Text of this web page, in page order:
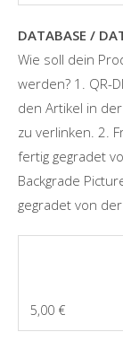
DATABASE /
Wie soll dein
werden? 1. QR-
den Artikel in
zu verlinken. 2.
fertig gegradet
Backgrade
gegradet von
5,00 €